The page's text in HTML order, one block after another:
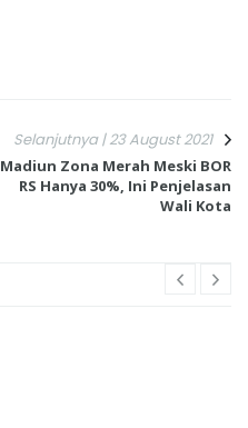
Selanjutnya | 23 August 2021
Madiun Zona Merah Meski BOR
RS Hanya 30%, Ini Penjelasan
Wali Kota